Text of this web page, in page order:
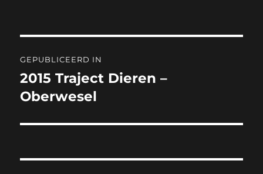
navigatie
GEPUBLICEERD IN
2015 Traject Dieren –
Oberwesel